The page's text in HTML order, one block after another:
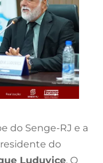
do Senge-RJ e a
do
Luduvice. O